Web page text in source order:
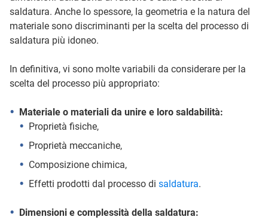
saldatura. Anche lo spessore, la geometria e la natura del
materiale sono discriminanti per la scelta del processo di
saldatura più idoneo.
In definitiva, vi sono molte variabili da considerare per la
scelta del processo più appropriato:
Materiale o materiali da unire e loro saldabilità:
Proprietà fisiche,
Proprietà meccaniche,
Composizione chimica,
Effetti prodotti dal processo di saldatura.
Dimensioni e complessità della saldatura: